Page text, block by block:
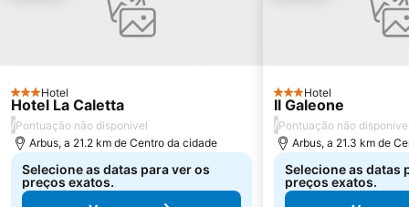
3 Estrelas
Hotel
Hotel La Caletta
/Pontuação não disponível
Arbus, a 21.2 km de Centro da cidade
Selecione as datas para ver os
preços exatos.
3 Estrelas
Hotel
Il Galeone
/Pontuação não
Arbus, a 21.3 km de
Selecione as datas
preços exatos.